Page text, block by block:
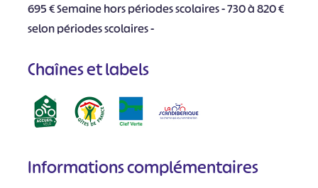
695 € Semaine hors périodes scolaires - 730 à 820 €
selon périodes scolaires -
Chaînes et labels
Informations complémentaires